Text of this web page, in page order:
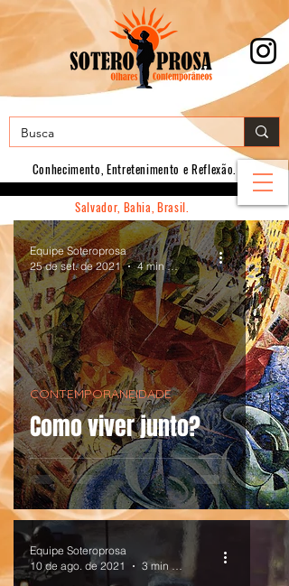
Conhecimento, Entretenimento e Reflexão.
Salvador, Bahia, Brasil.
Como viver junto?
CONTEMPORANEIDADE
Equipe Soteroprosa
25 de set. de 2021
4 min de leitura
Equipe Soteroprosa
10 de ago. de 2021
3 min de leitura